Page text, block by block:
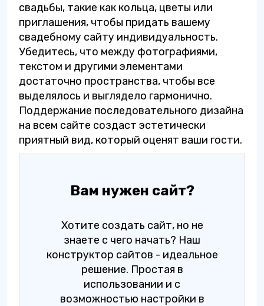
свадьбы, такие как кольца, цветы или
приглашения, чтобы придать вашему
свадебному сайту индивидуальность.
Убедитесь, что между фотографиями,
текстом и другими элементами
достаточно пространства, чтобы все
выделялось и выглядело гармонично.
Поддержание последовательного дизайна
на всем сайте создаст эстетически
приятный вид, который оценят ваши гости.
Вам нужен сайт?
Хотите создать сайт, но не
знаете с чего начать? Наш
конструктор сайтов - идеальное
решение. Простая в
использовании и с
возможностью настройки в